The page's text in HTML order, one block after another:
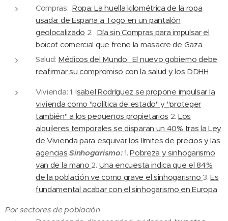
Compras: Ropa: La huella kilométrica de la ropa
usada: de España a Togo en un pantalón
geolocalizado 2. Día sin Compras para impulsar el
boicot comercial que frene la masacre de Gaza
Salud: Médicos del Mundo: El nuevo gobierno debe
reafirmar su compromiso con la salud y los DDHH
Vivienda: 1. Isabel Rodríguez se propone impulsar la
vivienda como "política de estado" y "proteger
también" a los pequeños propietarios 2. Los
alquileres temporales se disparan un 40% tras la Ley
de Vivienda para esquivar los límites de precios y las
agencias Sinhogarismo:1.Pobreza y sinhogarismo
van de la mano 2. Una encuesta indica que el 84%
de la población ve como grave el sinhogarismo 3.Es
fundamental acabar con el sinhogarismo en Europa
Por sectores de población